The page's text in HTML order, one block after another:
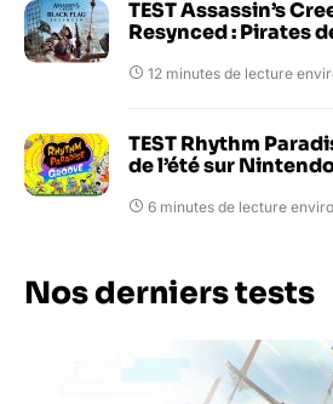
TEST Assassin’s
Resynced : Pirates
12 minutes de lecture
TEST Rhythm
de l’été sur
6 minutes de lecture
Nos derniers tests